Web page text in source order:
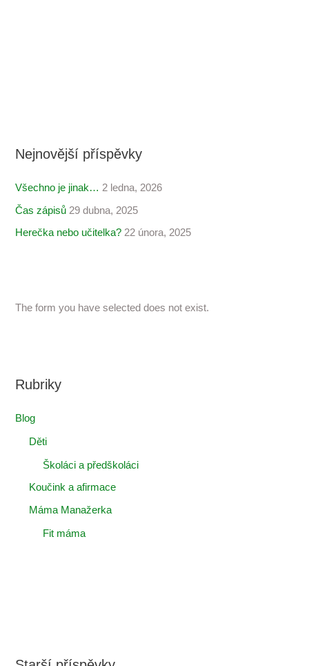
Nejnovější příspěvky
Všechno je jinak… 2 ledna, 2026
Čas zápisů 29 dubna, 2025
Herečka nebo učitelka? 22 února, 2025
The form you have selected does not exist.
Rubriky
Blog
Děti
Školáci a předškoláci
Koučink a afirmace
Máma Manažerka
Fit máma